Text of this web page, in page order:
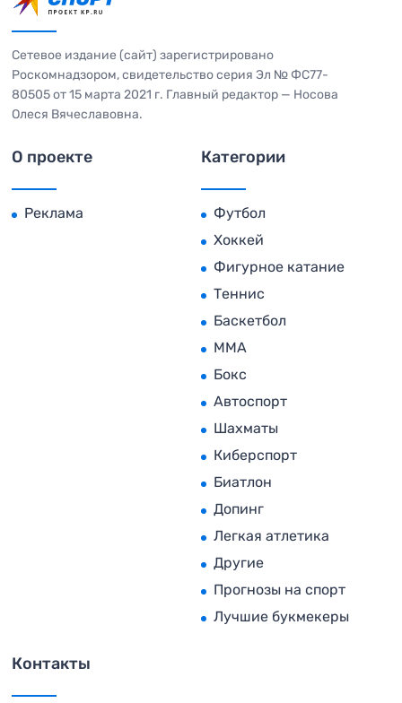
Сетевое издание (сайт) зарегистрировано
Роскомнадзором, свидетельство серия Эл № ФС77-
80505 от 15 марта 2021 г. Главный редактор — Носова
Олеся Вячеславовна.
О проекте
Реклама
Категории
Футбол
Хоккей
Фигурное катание
Теннис
Баскетбол
MMA
Бокс
Автоспорт
Шахматы
Киберспорт
Биатлон
Допинг
Легкая атлетика
Другие
Прогнозы на спорт
Лучшие букмекеры
Контакты